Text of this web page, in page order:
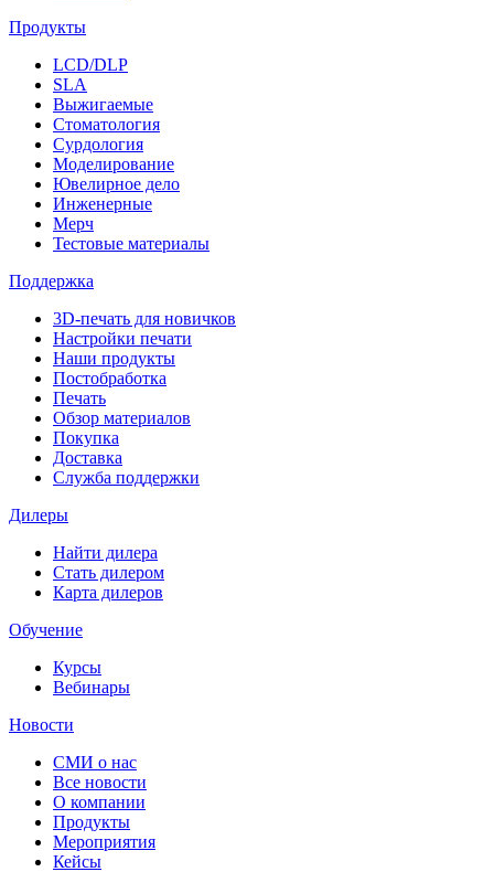
Продукты
LCD/DLP
SLA
Выжигаемые
Стоматология
Сурдология
Моделирование
Ювелирное дело
Инженерные
Мерч
Тестовые материалы
Поддержка
3D-печать для новичков
Настройки печати
Наши продукты
Постобработка
Печать
Обзор материалов
Покупка
Доставка
Служба поддержки
Дилеры
Найти дилера
Cтать дилером
Карта дилеров
Обучение
Курсы
Вебинары
Новости
СМИ о нас
Все новости
О компании
Продукты
Мероприятия
Кейсы